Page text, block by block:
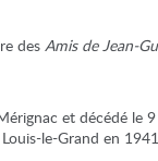
des Amis de Jean-
et décédé le
le-Grand en